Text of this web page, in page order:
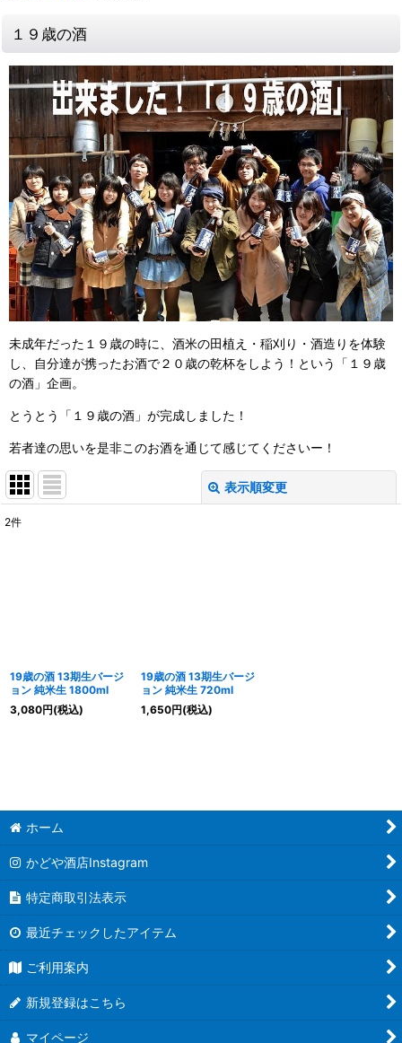
１９歳の酒
未成年だった１９歳の時に、酒米の田植え・稲刈り・酒造りを体験
し、自分達が携ったお酒で２０歳の乾杯をしよう！という「１９歳
の酒」企画。
とうとう「１９歳の酒」が完成しました！
若者達の思いを是非このお酒を通じて感じてくださいー！
表示順変更
2件
19歳の酒 13期生バージ
ョン 純米生 1800ml
3,080円(税込)
19歳の酒 13期生バージ
ョン 純米生 720ml
1,650円(税込)
ホーム
かどや酒店Instagram
特定商取引法表示
最近チェックしたアイテム
ご利用案内
新規登録はこちら
マイページ